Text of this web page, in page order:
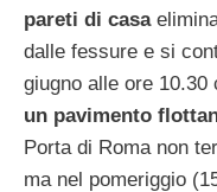
pareti di casa
dalle fessure e si
giugno alle ore 10.30
un pavimento
Porta di Roma non
ma nel pomeriggio